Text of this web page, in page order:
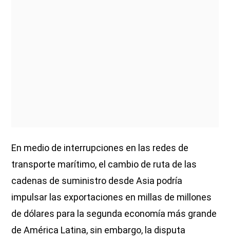
En medio de interrupciones en las redes de
transporte marítimo, el cambio de ruta de las
cadenas de suministro desde Asia podría
impulsar las exportaciones en millas de millones
de dólares para la segunda economía más grande
de América Latina, sin embargo, la disputa